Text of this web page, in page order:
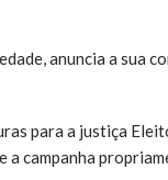
anuncia a sua
para a justiça
a campanha